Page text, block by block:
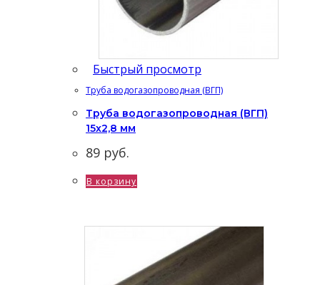
Быстрый просмотр
Труба водогазопроводная (ВГП)
Труба водогазопроводная (ВГП)
15х2,8 мм
89 руб.
В корзину